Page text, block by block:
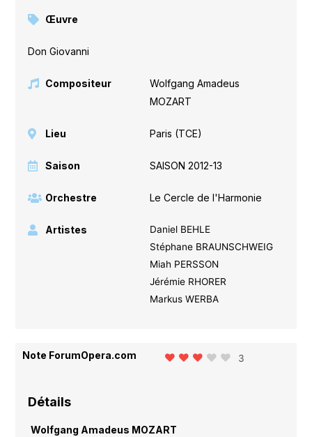
Œuvre
Don Giovanni
Compositeur
Wolfgang Amadeus
MOZART
Lieu Paris (TCE)
Saison SAISON 2012-13
Orchestre Le Cercle de l'Harmonie
Artistes
Daniel BEHLE
Stéphane BRAUNSCHWEIG
Miah PERSSON
Jérémie RHORER
Markus WERBA
Note ForumOpera.com 3
Détails
Wolfgang Amadeus MOZART